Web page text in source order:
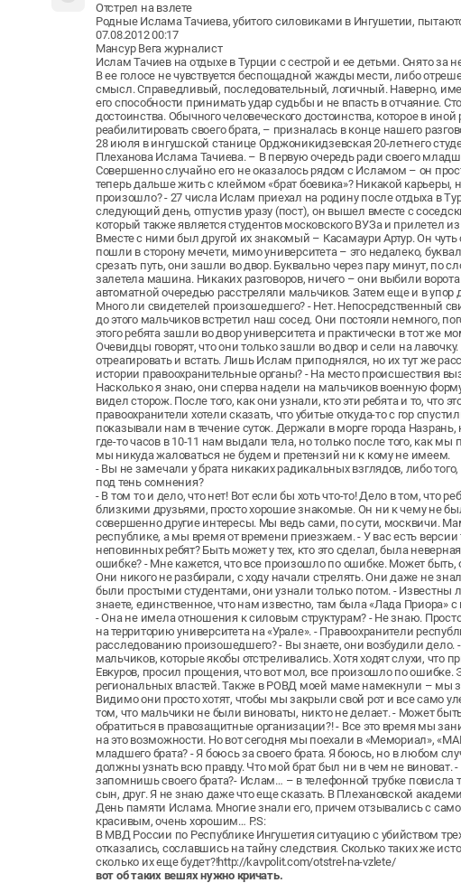
Отстрел на взлете
Родные Ислама Тачиева, убитого силовиками в Ингушетии,
07.08.2012 00:17
Мансур Вега журналист
Ислам Тачиев на отдыхе в Турции с сестрой и ее детьми. Снято за
В ее голосе не чувствуется беспощадной жажды мести, либо
смысл. Справедливый, последовательный, логичный. Наверно,
его способности принимать удар судьбы и не впасть в отчаяние.
достоинства. Обычного человеческого достоинства, которое в иной
реабилитировать своего брата, – призналась в конце нашего
28 июля в ингушской станице Орджоникидзевская 20-летнего
Плеханова Ислама Тачиева. – В первую очередь ради своего
Совершенно случайно его не оказалось рядом с Исламом – он
теперь дальше жить с клеймом «брат боевика»? Никакой карьеры,
произошло? - 27 числа Ислам приехал на родину после отдыха в
следующий день, отпустив уразу (пост), он вышел вместе с
который также является студентов московского ВУЗа и прилетел
Вместе с ними был другой их знакомый – Касамаури Артур. Он
пошли в сторону мечети, мимо университета – это недалеко,
срезать путь, они зашли во двор. Буквально через пару минут, по
залетела машина. Никаких разговоров, ничего – они выбили
автоматной очередью расстреляли мальчиков. Затем еще и в
Много ли свидетелей произошедшего? - Нет. Непосредственный
до этого мальчиков встретил наш сосед. Они постояли немного,
этого ребята зашли во двор университета и практически в тот же
Очевидцы говорят, что они только зашли во двор и сели на
отреагировать и встать. Лишь Ислам приподнялся, но их тут же
истории правоохранительные органы? - На место происшествия
Насколько я знаю, они сперва надели на мальчиков военную
видел сторож. После того, как они узнали, кто эти ребята и то, что
правоохранители хотели сказать, что убитые откуда-то с гор
показывали нам в течение суток. Держали в морге города Назрань,
где-то часов в 10-11 нам выдали тела, но только после того, как
мы никуда жаловаться не будем и претензий ни к кому не имеем.
- Вы не замечали у брата никаких радикальных взглядов, либо того,
под тень сомнения?
- В том то и дело, что нет! Вот если бы хоть что-то! Дело в том, что
близкими друзьями, просто хорошие знакомые. Он ни к чему не
совершенно другие интересы. Мы ведь сами, по сути, москвичи.
республике, а мы время от времени приезжаем. - У вас есть версии
неповинных ребят? Быть может у тех, кто это сделал, была
ошибке? - Мне кажется, что все произошло по ошибке. Может быть,
Они никого не разбирали, с ходу начали стрелять. Они даже не
были простыми студентами, они узнали только потом. - Известны
знаете, единственное, что нам известно, там была «Лада Приора»
- Она не имела отношения к силовым структурам? - Не знаю.
на территорию университета на «Урале». - Правоохранители
расследованию произошедшего? - Вы знаете, они возбудили дело.
мальчиков, которые якобы отстреливались. Хотя ходят слухи, что
Евкуров, просил прощения, что вот мол, все произошло по ошибке.
региональных властей. Также в РОВД моей маме намекнули – мы
Видимо они просто хотят, чтобы мы закрыли свой рот и все само
том, что мальчики не были виноваты, никто не делает. - Может
обратиться в правозащитные организации?! - Все это время мы
на это возможности. Но вот сегодня мы поехали в «Мемориал»,
младшего брата? - Я боюсь за своего брата. Я боюсь, но в любом
должны узнать всю правду. Что мой брат был ни в чем не
запомнишь своего брата?- Ислам… – в телефонной трубке
сын, друг. Я не знаю даже что еще сказать. В Плехановской
День памяти Ислама. Многие знали его, причем отзывались с
красивым, очень хорошим… P.S:
В МВД России по Республике Ингушетия ситуацию с убийством
отказались, сославшись на тайну следствия. Сколько таких же
сколько их еще будет?!http://kavpolit.com/otstrel-na-vzlete/
вот об таких вешях нужно кричать.